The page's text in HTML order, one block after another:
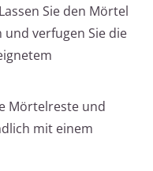
Lassen Sie den Mörtel
verfugen Sie die
Mörtelreste und
mit einem